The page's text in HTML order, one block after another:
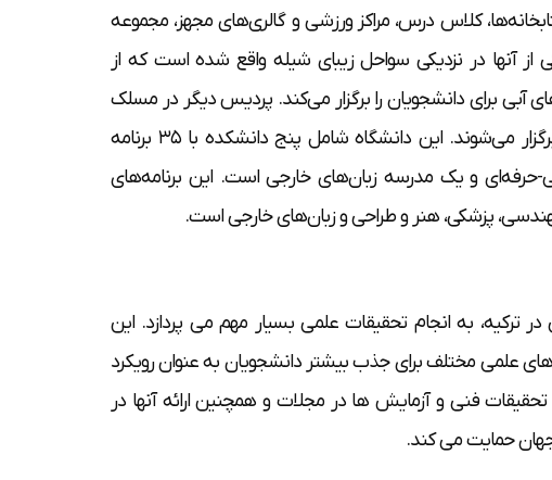
کلاس درس، مراکز ورزشی و گالری‌های مجهز، مجموعه
آنها در نزدیکی سواحل زیبای شیله واقع شده است که از
آبی برای دانشجویان را برگزار می‌کند. پردیس دیگر در مسلک
است و کلاس درس، رویدادها و کنفرانس‌های فرهنگی در آنجا برگزار می‌شوند. این دانشگاه شامل پنج دانشکده با ۳۵ برنامه
حرفه‌ای و یک مدرسه زبان‌های خارجی است. این برنامه‌های
پزشکی، هنر و طراحی و زبان‌های خارجی است.
ترکیه، به انجام تحقیقات علمی بسیار مهم می پردازد. این
علمی مختلف برای جذب بیشتر دانشجویان به عنوان رویکرد
تحقیقات فنی و آزمایش ها در مجلات و همچنین ارائه آنها در
حمایت می کند.